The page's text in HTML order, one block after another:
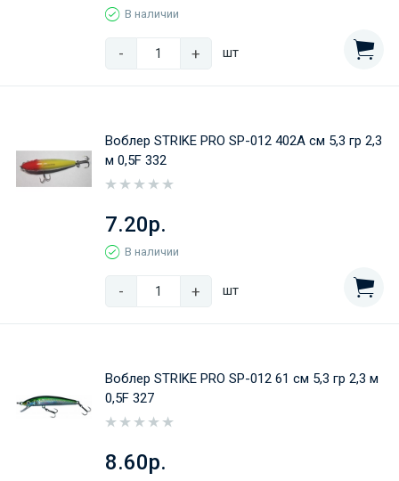
В наличии
- + шт
Воблер STRIKE PRO SP-012 402A см 5,3 гр 2,3
м 0,5F 332
7.20р.
В наличии
- + шт
Воблер STRIKE PRO SP-012 61 см 5,3 гр 2,3 м
0,5F 327
8.60р.